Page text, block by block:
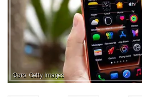
Фото: Getty Images